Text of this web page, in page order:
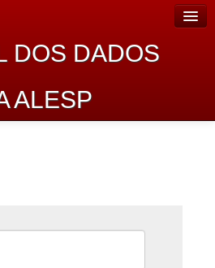
DOS DADOS
ALESP